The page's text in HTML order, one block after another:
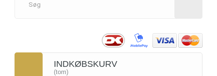
INDKØBSKURV
(tom)